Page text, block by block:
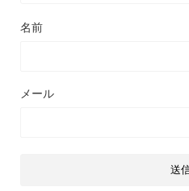
名前
メール